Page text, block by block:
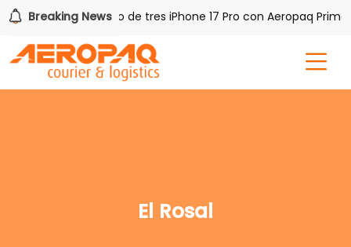
Breaking News
Gana uno de tres iPhone 17 Pro con Aeropaq Prime
El Rosal